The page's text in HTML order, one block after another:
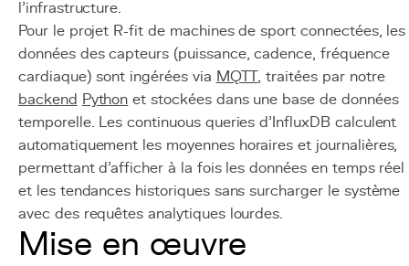
l'infrastructure.
Pour le projet R-fit de machines de sport connectées, les
données des capteurs (puissance, cadence, fréquence
cardiaque) sont ingérées via MQTT, traitées par notre
backend Python et stockées dans une base de données
temporelle. Les continuous queries d'InfluxDB calculent
automatiquement les moyennes horaires et journalières,
permettant d'afficher à la fois les données en temps réel
et les tendances historiques sans surcharger le système
avec des requêtes analytiques lourdes.
Mise en œuvre